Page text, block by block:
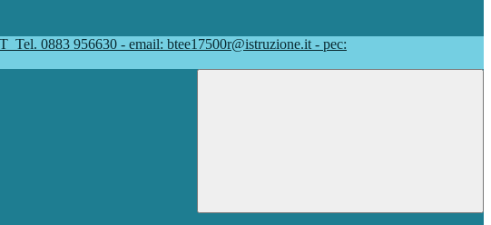
Tel. 0883 956630 - email: btee17500r@istruzione.it - pec: